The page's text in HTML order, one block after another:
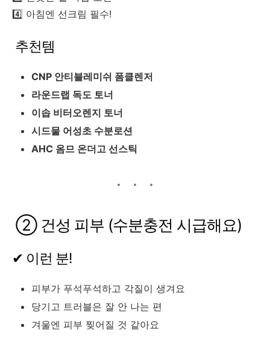
4️⃣ 아침엔 선크림 필수!
추천템
CNP 안티블레미쉬 폼클렌저
라운드랩 독도 토너
이솝 비터오렌지 토너
시드물 어성초 수분로션
AHC 옴므 온더고 선스틱
② 건성 피부 (수분충전 시급해요)
✔ 이런 분!
피부가 푸석푸석하고 각질이 생겨요
당기고 트러블은 잘 안 나는 편
겨울엔 피부 찢어질 것 같아요